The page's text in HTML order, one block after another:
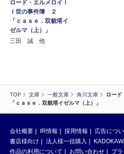
TOP 文庫 一般文庫 角川文庫
ロー
「ｃａｓｅ．双貌塔イゼルマ（上）」
ロード・エルメロイＩ
Ｉ世の事件簿 ２
「ｃａｓｅ．双貌塔イ
ゼルマ（上）」
三田 誠 他
会社概要 IR情報 採用情報 広告につ
書店様向け
法人様一括購入
作品の利用について
お問い合わせ プ